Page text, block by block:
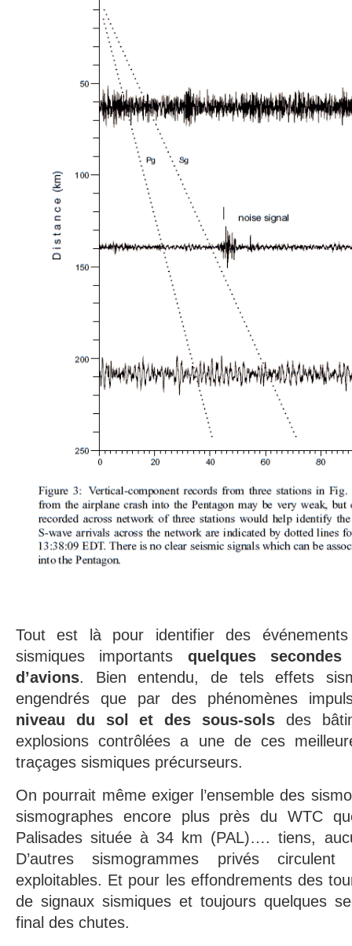
Tout est là pour identifier des
sismiques importants quelques
d’avions. Bien entendu, de tels effets
engendrés que par des phénomènes
niveau du sol et des sous-sols des
explosions contrôlées a une de ces
traçages sismiques précurseurs.
On pourrait même exiger l’ensemble des
sismographes encore plus près du WTC
Palisades située à 34 km (PAL)…. tiens,
D’autres sismogrammes privés
exploitables. Et pour les effondrements des
de signaux sismiques et toujours quelques
final des chutes.